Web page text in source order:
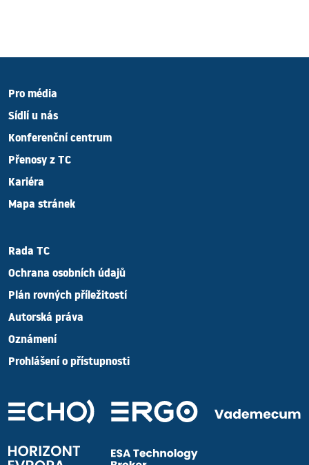
Pro média
Sídlí u nás
Konferenční centrum
Přenosy z TC
Kariéra
Mapa stránek
Rada TC
Ochrana osobních údajů
Plán rovných příležitostí
Autorská práva
Oznámení
Prohlášení o přístupnosti